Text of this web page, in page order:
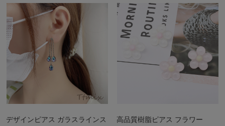
デザインピアス ガラスラインス
高品質樹脂ピアス フラワー